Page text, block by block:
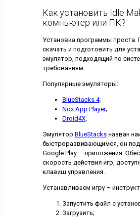
Как установить Idle
компьютер или ПК?
Установка программы проста.
скачать и подготовить для
эмулятор, подходящий по
требованиям.
Популярные эмуляторы:
BlueStacks 4;
Nox App Player;
Droid4X.
Эмулятор BlueStacksназван
быстроразвивающимся, он
Google Play — приложения.
скорость действия игр,
клавиш управления.
Устанавливаем игру –
Запустить файл с
Загрузить;